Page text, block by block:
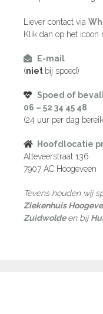
Liever contact via
Klik dan op het icoon
E-mail
(niet bij spoed)
Spoed of
06 – 52 34 45 48
(24 uur per dag
Hoofdlocatie
Alteveerstraat 136
7907 AC Hoogeveen
Tevens houden wij
Ziekenhuis
Zuidwolde en bij